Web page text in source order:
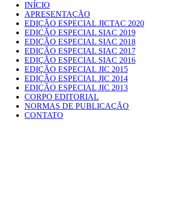
INÍCIO
APRESENTAÇÃO
EDIÇÃO ESPECIAL JICTAC 2020
EDIÇÃO ESPECIAL SIAC 2019
EDIÇÃO ESPECIAL SIAC 2018
EDIÇÃO ESPECIAL SIAC 2017
EDIÇÃO ESPECIAL SIAC 2016
EDIÇÃO ESPECIAL JIC 2015
EDIÇÃO ESPECIAL JIC 2014
EDIÇÃO ESPECIAL JIC 2013
CORPO EDITORIAL
NORMAS DE PUBLICAÇÃO
CONTATO